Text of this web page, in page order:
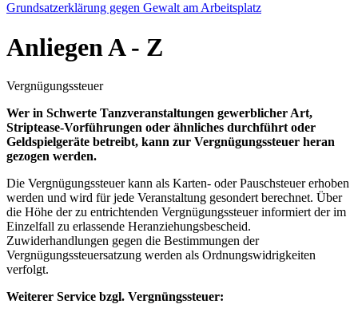
Grundsatzerklärung gegen Gewalt am Arbeitsplatz
AnliegenA - Z
Vergnügungssteuer
Wer in Schwerte Tanzveranstaltungen gewerblicher Art,
Striptease-Vorführungen oder ähnliches durchführt oder
Geldspielgeräte betreibt, kann zur Vergnügungssteuer heran
gezogen werden.
Die Vergnügungssteuer kann als Karten- oder Pauschsteuer erhoben
werden und wird für jede Veranstaltung gesondert berechnet. Über
die Höhe der zu entrichtenden Vergnügungssteuer informiert der im
Einzelfall zu erlassende Heranziehungsbescheid.
Zuwiderhandlungen gegen die Bestimmungen der
Vergnügungssteuersatzung werden als Ordnungswidrigkeiten
verfolgt.
Weiterer Service bzgl. Vergnüngssteuer: